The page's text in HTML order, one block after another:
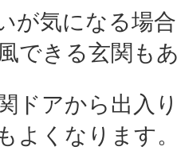
が気になる場
できる玄関も
ドアから出入
よくなります